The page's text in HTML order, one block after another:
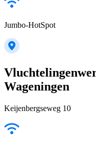
Jumbo-HotSpot
Wageningen
Keijenbergseweg 10